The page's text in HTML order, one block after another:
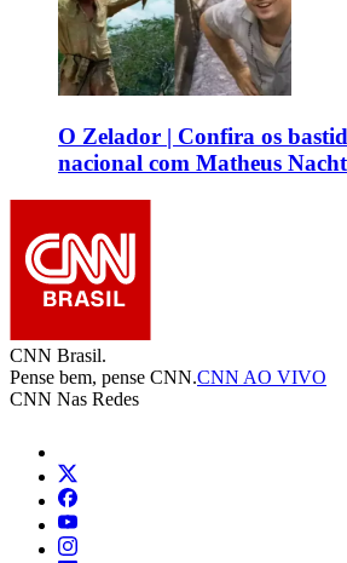
O Zelador | Confira os
nacional com Matheus
CNN Brasil.
Pense bem, pense CNN.CNN AO VIVO
CNN Nas Redes